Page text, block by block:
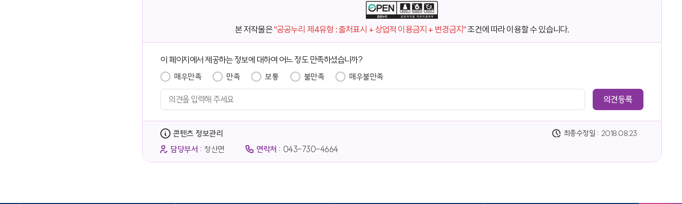
본 저작물은"공공누리 제4유형 : 출처표시 + 상업적 이용금지 + 변경금지"조건에 따라 이용할 수 있습니다.
이 페이지에서 제공하는 정보에 대하여 어느 정도 만족하셨습니까?
매우만족 만족 보통 불만족 매우불만족
콘텐츠 정보관리
담당부서 : 청산면 연락처 : 043-730-4664
최종수정일 : 2018.08.23